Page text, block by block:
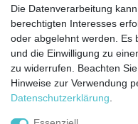
Sie wollen
Dann melden Sie sich
VORNAME
Die Datenverarbeitung
berechtigten Interesses
oder abgelehnt werden. Es
und die Einwilligung zu
zu widerrufen. Beachten
Hinweise zur Verwendung
Daten­schutz­erklärung